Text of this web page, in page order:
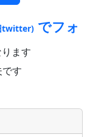
twitter) でフォ
ます
す